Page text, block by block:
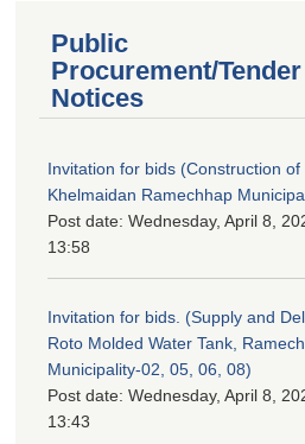
Public
Procurement/Tender
Notices
Invitation for bids (Construction of
Khelmaidan Ramechhap
Post date: Wednesday, April 8,
13:58
Invitation for bids. (Supply and
Roto Molded Water Tank,
Municipality-02, 05, 06, 08)
Post date: Wednesday, April 8,
13:43